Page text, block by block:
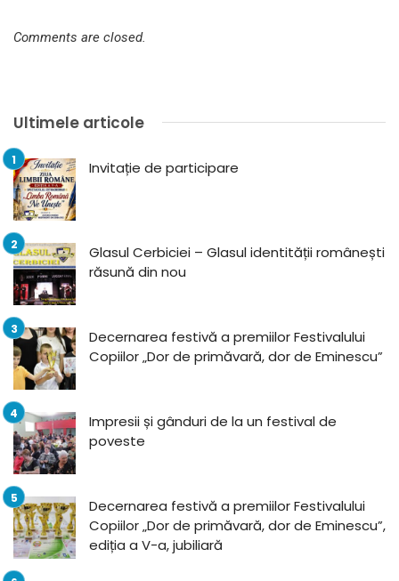
Comments are closed.
Ultimele articole
Invitație de participare
Glasul Cerbiciei – Glasul identității românești
răsună din nou
Decernarea festivă a premiilor Festivalului
Copiilor „Dor de primăvară, dor de Eminescu”
Impresii și gânduri de la un festival de
poveste
Decernarea festivă a premiilor Festivalului
Copiilor „Dor de primăvară, dor de Eminescu”,
ediția a V-a, jubiliară